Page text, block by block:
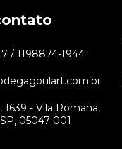
/ 1198874-1944
1639 - Vila Romana,
05047-001